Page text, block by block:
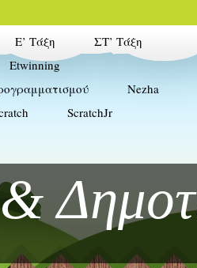
Ε’ Τάξη
ΣΤ’ Τάξη
Etwinning
Nezha
ScratchJr